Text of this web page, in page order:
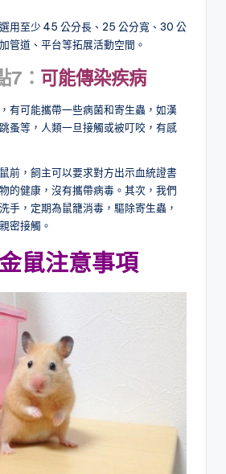
選用至少 45 公分長、25 公分寬、30 公
管道、平台等拓展活動空間。
7： 可能傳染疾病
有可能攜帶一些病菌和寄生蟲，如漢
蚤等，人類一旦接觸或被叮咬，有感
前，飼主可以要求對方出示血統證書
的健康，沒有攜帶病毒。其次，我們
手，定期為鼠籠消毒，驅除寄生蟲，
密接觸。
鼠注意事項